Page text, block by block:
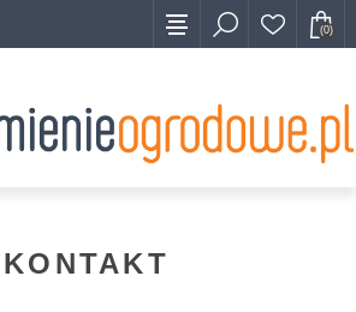
(0)
KONTAKT